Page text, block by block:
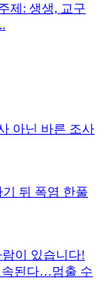
제: 생생, 교구
아닌 바른 조사
뒤 폭염 한풀
람이 있습니다!
속된다…멈출 수